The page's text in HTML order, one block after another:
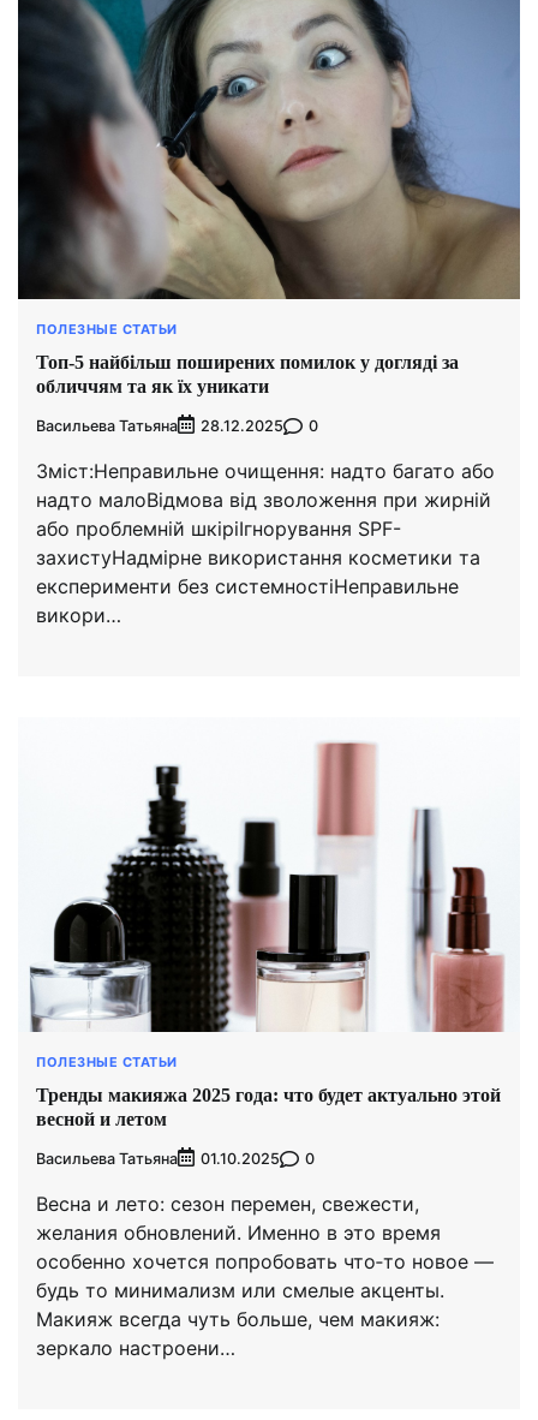
ПОЛЕЗНЫЕ СТАТЬИ
Топ-5 найбільш поширених помилок у догляді за
обличчям та як їх уникати
Васильева Татьяна 28.12.2025 0
Зміст:Неправильне очищення: надто багато або
надто малоВідмова від зволоження при жирній
або проблемній шкіріІгнорування SPF-
захистуНадмірне використання косметики та
експерименти без системностіНеправильне
викори…
ПОЛЕЗНЫЕ СТАТЬИ
Тренды макияжа 2025 года: что будет актуально этой
весной и летом
Васильева Татьяна 01.10.2025 0
Весна и лето: сезон перемен, свежести,
желания обновлений. Именно в это время
особенно хочется попробовать что‑то новое —
будь то минимализм или смелые акценты.
Макияж всегда чуть больше, чем макияж:
зеркало настроени…